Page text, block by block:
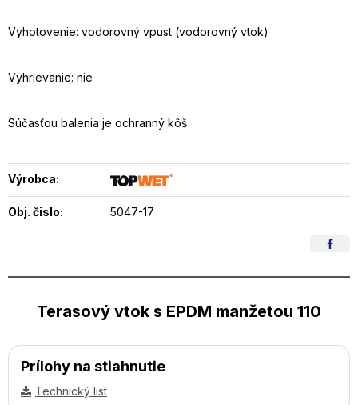
Vyhotovenie: vodorovný vpust (vodorovný vtok)
Vyhrievanie: nie
Súčasťou balenia je ochranný kôš
Výrobca:
Obj. čislo: 5047-17
Terasový vtok s EPDM manžetou 110
Prílohy na stiahnutie
Technický list